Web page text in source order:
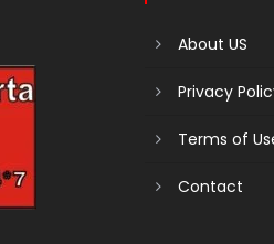
About US
Privacy
Terms of
Contact